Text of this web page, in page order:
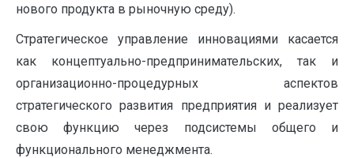
нового продукта в рыночную среду).
Стратегическое управление инновациями касается
как концептуально-предпринимательских, так и
организационно-процедурных аспектов
стратегического развития предприятия и реализует
свою функцию через подсистемы общего и
функционального менеджмента.